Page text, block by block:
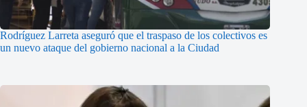
Rodríguez Larreta aseguró que el traspaso de los colectivos es
un nuevo ataque del gobierno nacional a la Ciudad